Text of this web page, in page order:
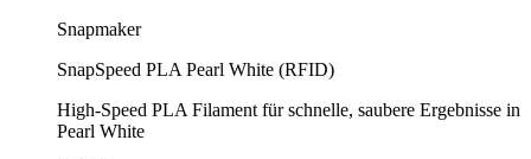
Snapmaker
SnapSpeed PLA Pearl White (RFID)
High-Speed PLA Filament für schnelle, saubere Ergebnisse in
Pearl White